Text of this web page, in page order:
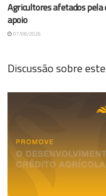
Agricultores afetados
apoio
07/08/2026
Discussão sobre